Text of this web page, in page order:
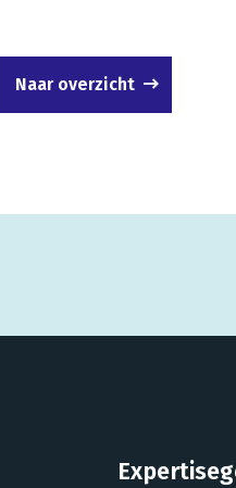
Naar overzicht